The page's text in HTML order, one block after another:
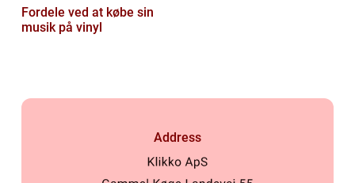
Fordele ved at købe sin
musik på vinyl
Address